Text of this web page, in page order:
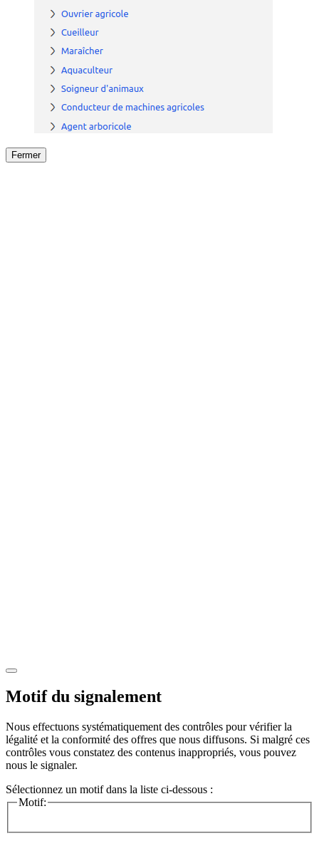
Fermer
Motif du signalement
Nous effectuons systématiquement des contrôles pour vérifier la
légalité et la conformité des offres que nous diffusons. Si malgré ces
contrôles vous constatez des contenus inappropriés, vous pouvez
nous le signaler.
Sélectionnez un motif dans la liste ci-dessous :
Motif: